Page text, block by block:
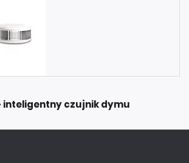
inteligentny czujnik dymu